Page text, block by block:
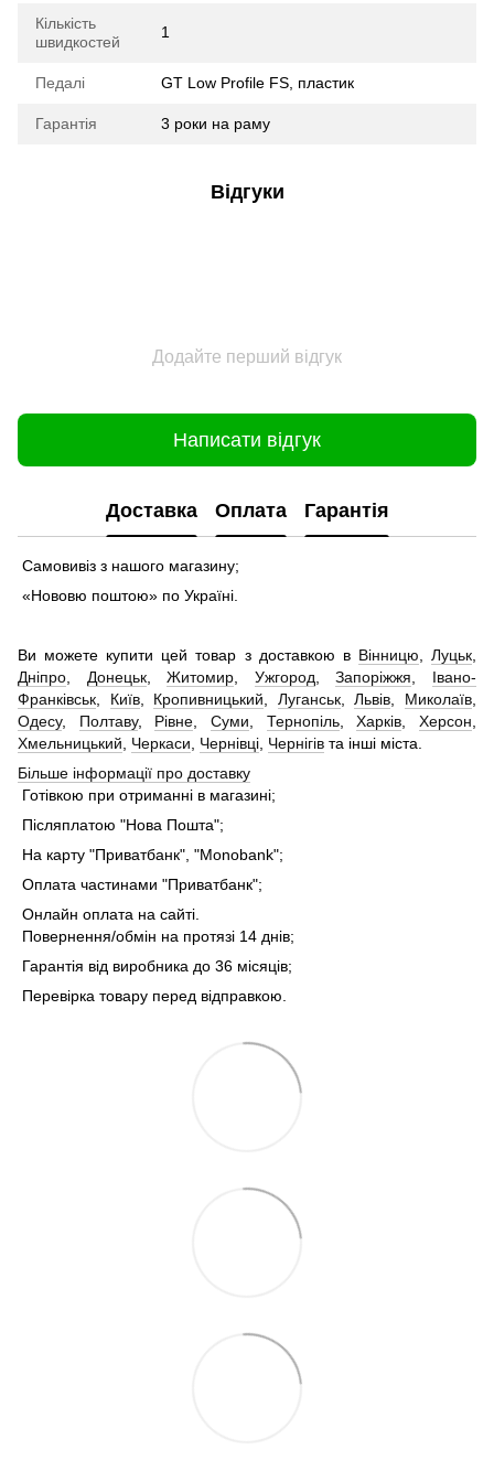
Кількість
швидкостей
1
Педалі GT Low Profile FS, пластик
Гарантія 3 роки на раму
Відгуки
Додайте перший відгук
Написати відгук
Доставка Оплата Гарантія
Самовивіз з нашого магазину;
«Нововю поштою» по Україні.
Ви можете купити цей товар з доставкою в Вінницю ,Луцьк
Дніпро
Донецьк,Житомир Ужгород ,Запоріжжя
Івано-
Франківськ
Київ, Кропивницький Луганськ,Львів Миколаїв
Одесу, Полтаву, Рівне ,Суми Тернопіль,Харків ,Херсон
Хмельницький
Черкаси Чернівці Чернігів та інші міста.
Більше інформації про доставку
Готівкою при отриманні в магазині;
Післяплатою "Нова Пошта";
На карту "Приватбанк", "Monobank";
Оплата частинами "Приватбанк";
Онлайн оплата на сайті.
Повернення/обмін на протязі 14 днів;
Гарантія від виробника до 36 місяців;
Перевірка товару перед відправкою.